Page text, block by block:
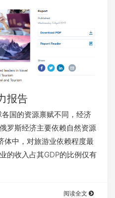
报告
国的资源禀赋不同，经济
罗斯经济主要依赖自然资源
体中，对旅游业依赖程度最
的收入占其GDP的比例仅有
阅读全文